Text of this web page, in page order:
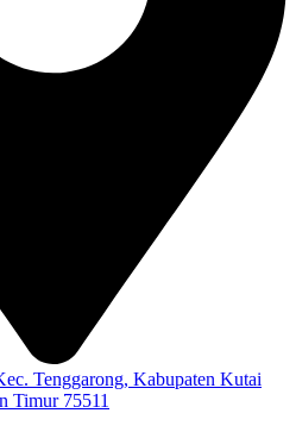
Tenggarong, Kabupaten Kutai
Timur 75511